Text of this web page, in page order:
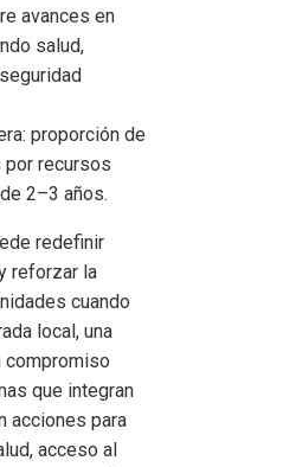
avances en
salud,
proporción de
recursos
2–3 años.
redefinir
reforzar la
cuando
local, una
compromiso
que integran
acciones para
acceso al